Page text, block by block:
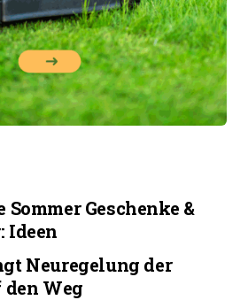
Geschenke &
Ideen
Neuregelung der
Weg